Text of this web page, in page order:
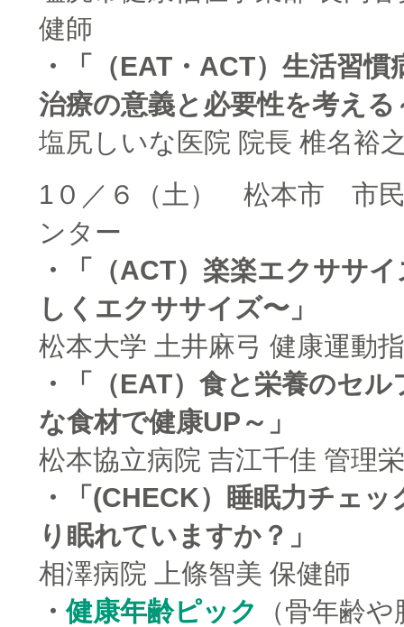
健師
・「（EAT・ACT）生活習慣
治療の意義と必要性を考える
塩尻しいな医院 院長 椎名裕
1０／６（土） 松本市 市
ンター
・「（ACT）楽楽エクササ
しくエクササイズ〜」
松本大学 土井麻弓 健康運動
・「（EAT）食と栄養のセ
な食材で健康UP～」
松本協立病院 吉江千佳 管理
・「(CHECK）睡眠力チェ
り眠れていますか？」
相澤病院 上條智美 保健師
・健康年齢ピック
（骨年齢